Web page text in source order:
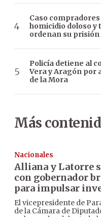
Caso
homicidio doloso y
ordenan su prisión
Policía detiene al
Vera y Aragón por
de la Mora
Más
Nacionales
Alliana y Latorre
con gobernador
para impulsar
El vicepresidente de
de la Cámara de